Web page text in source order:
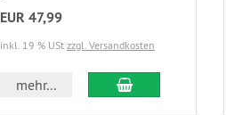
EUR 47,99
inkl. 19 % USt zzgl. Versandkosten
mehr...